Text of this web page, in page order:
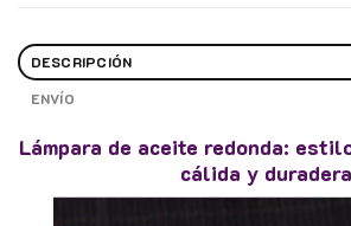
DESCRIPCIÓN
ENVÍO
Lámpara de aceite redonda:
cálida y duradera